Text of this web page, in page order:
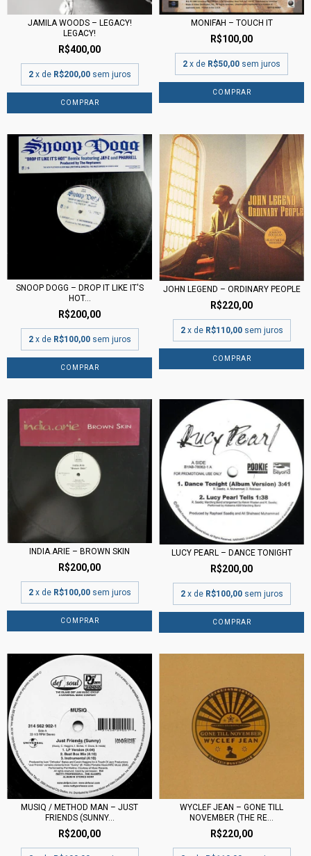
JAMILA WOODS – LEGACY!
LEGACY!
R$400,00
2 x de R$200,00 sem juros
MONIFAH – TOUCH IT
R$100,00
2 x de R$50,00 sem juros
SNOOP DOGG – DROP IT LIKE IT'S
HOT...
R$200,00
2 x de R$100,00 sem juros
JOHN LEGEND – ORDINARY PEOPLE
R$220,00
2 x de R$110,00 sem juros
INDIA.ARIE – BROWN SKIN
R$200,00
2 x de R$100,00 sem juros
LUCY PEARL – DANCE TONIGHT
R$200,00
2 x de R$100,00 sem juros
MUSIQ / METHOD MAN – JUST
FRIENDS (SUNNY...
R$200,00
WYCLEF JEAN – GONE TILL
NOVEMBER (THE RE...
R$220,00